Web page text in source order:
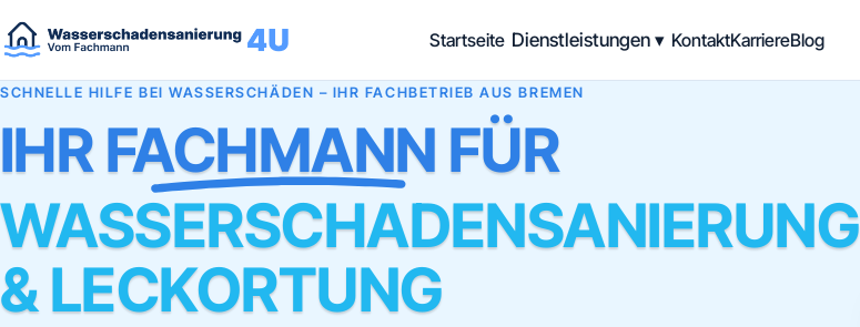
Startseite Dienstleistungen ▾ KontaktKarriereBlog
SCHNELLE HILFE BEI WASSERSCHÄDEN – IHR FACHBETRIEB AUS BREMEN
IHR FACHMANN FÜR
WASSERSCHADENSANIERUNG
& LECKORTUNG